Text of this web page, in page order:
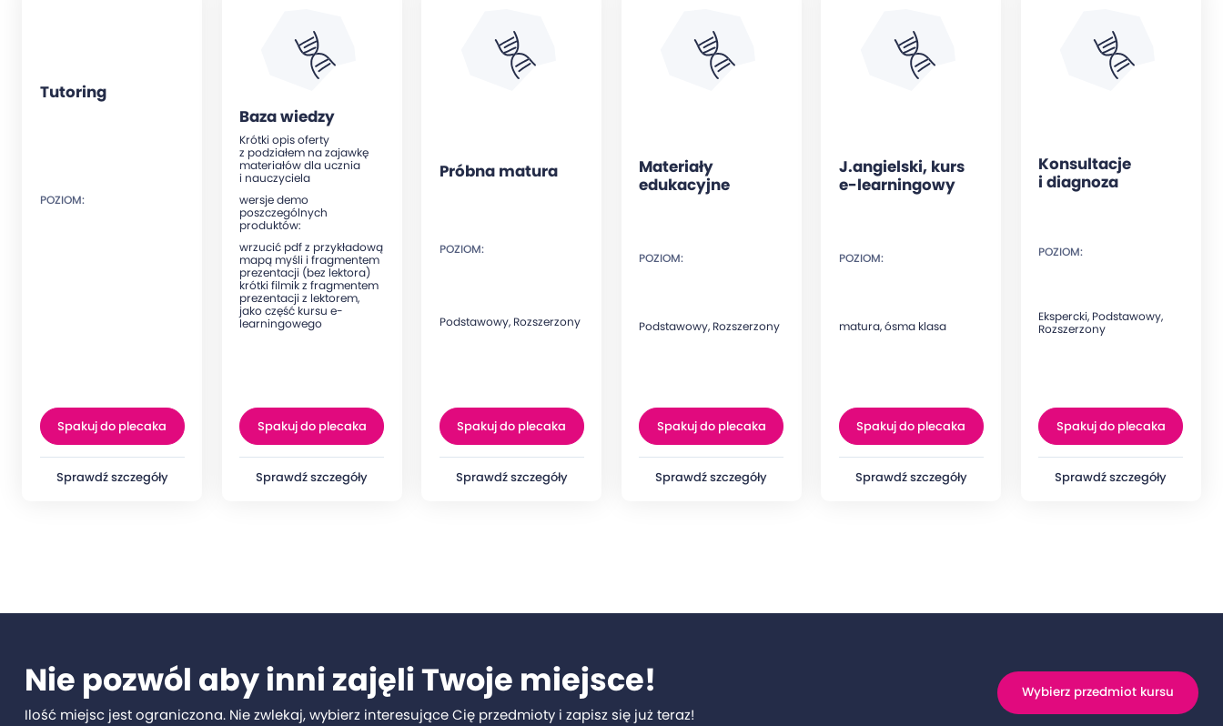
Tutoring
POZIOM:
Spakuj do plecaka
Sprawdź szczegóły
Baza wiedzy
Krótki opis oferty
z podziałem na zajawkę
materiałów dla ucznia
i nauczyciela
wersje demo
poszczególnych
produktów:
wrzucić pdf z przykładową
mapą myśli i fragmentem
prezentacji (bez lektora)
krótki filmik z fragmentem
prezentacji z lektorem,
jako część kursu e-
learningowego
Spakuj do plecaka
Sprawdź szczegóły
Próbna matura
POZIOM:
Podstawowy, Rozszerzony
Spakuj do plecaka
Sprawdź szczegóły
Materiały
edukacyjne
POZIOM:
Podstawowy, Rozszerzony
Spakuj do plecaka
Sprawdź szczegóły
J.angielski, kurs
e-learningowy
POZIOM:
matura, ósma klasa
Spakuj do plecaka
Sprawdź szczegóły
Konsultacje
i diagnoza
POZIOM:
Ekspercki, Podstawowy,
Rozszerzony
Spakuj do plecaka
Sprawdź szczegóły
Nie pozwól aby inni zajęli Twoje miejsce!
Ilość miejsc jest ograniczona. Nie zwlekaj, wybierz interesujące Cię przedmioty i zapisz się już teraz!
Wybierz przedmiot kursu